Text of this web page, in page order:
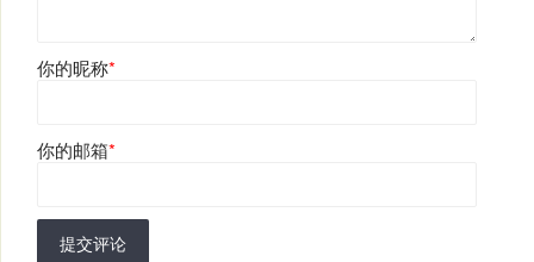
你的昵称*
你的邮箱*
提交评论